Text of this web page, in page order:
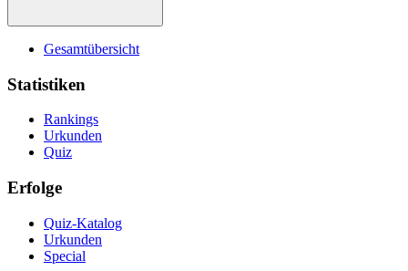
Gesamtübersicht
Statistiken
Rankings
Urkunden
Quiz
Erfolge
Quiz-Katalog
Urkunden
Special